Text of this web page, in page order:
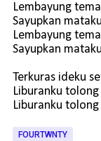
Lembayung
Sayupkan
Lembayung
Sayupkan
Terkuras ideku
Liburanku
Liburanku
FOURTWNTY